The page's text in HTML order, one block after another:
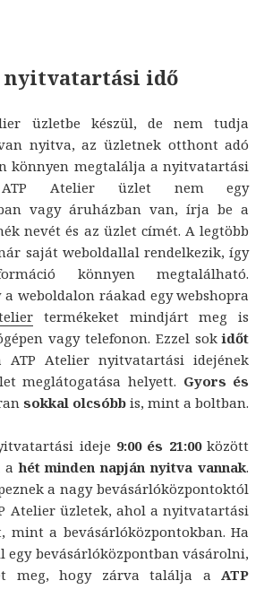
nyitvatartási idő
üzletbe készül, de nem tudja
nyitva, az üzletnek otthont adó
könnyen megtalálja a nyitvatartási
Atelier üzlet nem egy
vagy áruházban van, írja be a
nevét és az üzlet címét. A legtöbb
saját weboldallal rendelkezik, így
könnyen megtalálható.
weboldalon ráakad egy webshopra
termékeket mindjárt meg is
vagy telefonon. Ezzel sokidőt
Atelier nyitvatartási idejének
meglátogatása helyett. Gyors és
sokkal olcsóbbis, mint a boltban.
ideje 9:00 és 21:00között
ahét minden napján nyitva vannak.
a nagy bevásárlóközpontoktól
Atelier üzletek, ahol a nyitvatartási
mint a bevásárlóközpontokban. Ha
egy bevásárlóközpontban vásárolni,
meg, hogy zárva találja a ATP